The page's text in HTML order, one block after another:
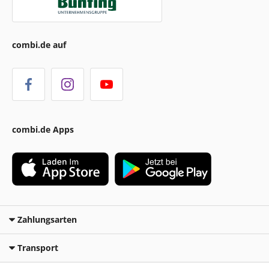
combi.de auf
combi.de Apps
Zahlungsarten
Transport